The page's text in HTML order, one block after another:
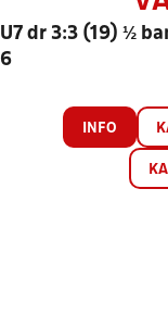
U7 dr 3:3 (19) ½
6
INFO